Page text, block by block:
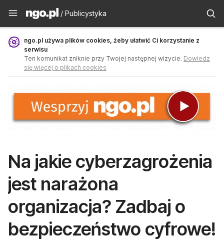
Publicystyka - ngo.pl
/ Publicystyka
ngo.pl używa plików cookies, żeby ułatwić Ci korzystanie z
serwisu
Ten komunikat zniknie przy Twojej następnej wizycie. Dowiedz
się więcej o plikach cookies
Na jakie cyberzagrożenia
jest narażona
organizacja? Zadbaj o
bezpieczeństwo cyfrowe!